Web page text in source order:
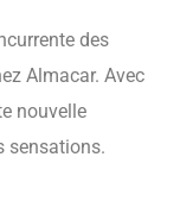
des
Almacar. Avec
nouvelle
sensations.